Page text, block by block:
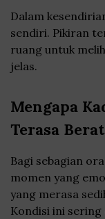
Dalam
sendiri. Pikiran
ruang untuk
jelas.
Mengapa
Terasa
Bagi sebagian
momen yang
yang merasa
Kondisi ini sering